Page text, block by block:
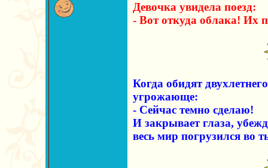
Девочка увидела поезд:
- Вот откуда облака! Их
Когда обидят
угрожающе:
- Сейчас темно сделаю!
И закрывает глаза,
весь мир погрузился во